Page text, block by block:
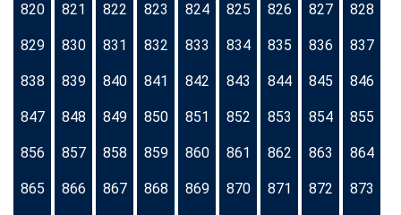
820 821 822 823 824 825 826 827 828
829 830 831 832 833 834 835 836 837
838 839 840 841 842 843 844 845 846
847 848 849 850 851 852 853 854 855
856 857 858 859 860 861 862 863 864
865 866 867 868 869 870 871 872 873